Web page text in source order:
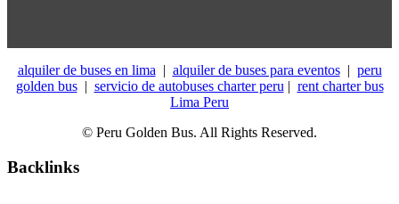
alquiler de buses en lima | alquiler de buses para eventos| peru
golden bus| servicio de autobuses charter peru | rent charter bus
Lima Peru
© Peru Golden Bus. All Rights Reserved.
Backlinks